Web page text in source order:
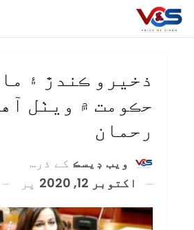
ذخيرو ڪندڙ ۽
حڪومت ۾ ويٺل
رحمان
ويب ڊيسڪ کے ذریعہ
اکتوبر 12, 2020
پر